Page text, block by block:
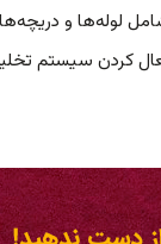
لوله‌ها و
کردن سیستم